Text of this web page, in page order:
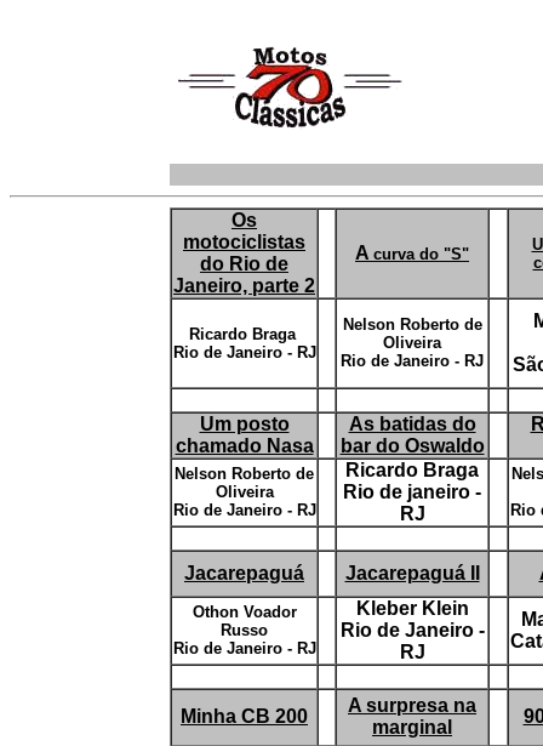
Os
motociclistas
do Rio de
Janeiro, parte 2
A curva do "S"
Ricardo Braga
Rio de Janeiro - RJ
Nelson Roberto de
Oliveira
Rio de Janeiro - RJ
Um posto
chamado Nasa
As batidas do
bar do Oswaldo
Nelson Roberto de
Oliveira
Rio de Janeiro - RJ
Ricardo Braga
Rio de janeiro -
RJ
Rio
Jacarepaguá Jacarepaguá II
Othon Voador
Russo
Rio de Janeiro - RJ
Kleber Klein
Rio de Janeiro -
RJ
Minha CB 200
A surpresa na
marginal